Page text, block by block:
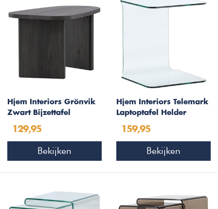
Hjem Interiors Grönvik
Zwart Bijzettafel
129,95
Bekijken
Hjem Interiors Telemark
Laptoptafel Helder
159,95
Bekijken